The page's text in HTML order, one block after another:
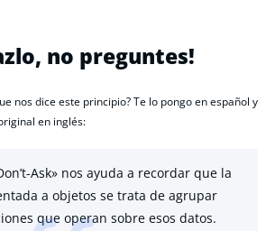
no preguntes!
nos dice este principio? Te lo pongo en español y
en inglés:
Ask» nos ayuda a recordar que la
a objetos se trata de agrupar
que operan sobre esos datos.